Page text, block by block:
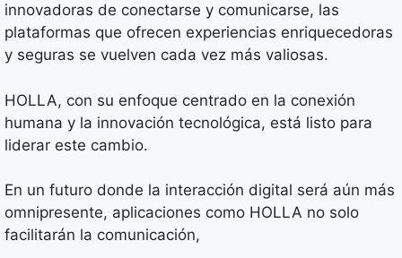
innovadoras de conectarse y comunicarse, las
plataformas que ofrecen experiencias enriquecedoras
y seguras se vuelven cada vez más valiosas.
HOLLA, con su enfoque centrado en la conexión
humana y la innovación tecnológica, está listo para
liderar este cambio.
En un futuro donde la interacción digital será aún más
omnipresente, aplicaciones como HOLLA no solo
facilitarán la comunicación,